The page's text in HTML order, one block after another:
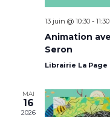
13 juin @ 10:30- 11:30
Animation
Seron
Librairie La Page
MAI
16
2026